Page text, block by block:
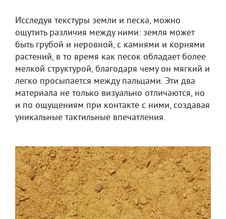
Исследуя текстуры земли и песка, можно
ощутить различия между ними: земля может
быть грубой и неровной, с камнями и корнями
растений, в то время как песок обладает более
мелкой структурой, благодаря чему он мягкий и
легко просыпается между пальцами. Эти два
материала не только визуально отличаются, но
и по ощущениям при контакте с ними, создавая
уникальные тактильные впечатления.